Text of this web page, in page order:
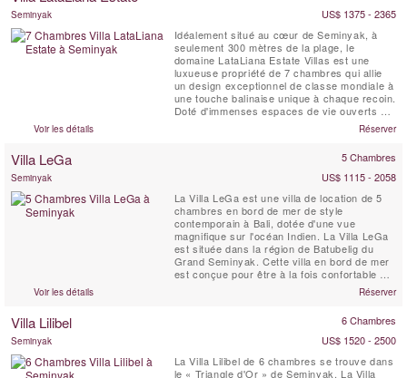
Seminyak
US$ 1375 - 2365
Idéalement situé au cœur de Seminyak, à
seulement 300 mètres de la plage, le
domaine LataLiana Estate Villas est une
luxueuse propriété de 7 chambres qui allie
un design exceptionnel de classe mondiale à
une touche balinaise unique à chaque recoin.
Doté d'immenses espaces de vie ouverts – à
l'intérieur comme à l'extérieur – de piscines
poissons, ainsi que de vastes chambres
Voir les détails Réserver
Villa LeGa 5 Chambres
Seminyak
US$ 1115 - 2058
La Villa LeGa est une villa de location de 5
chambres en bord de mer de style
contemporain à Bali, dotée d'une vue
magnifique sur l'océan Indien. La Villa LeGa
est située dans la région de Batubelig du
Grand Seminyak. Cette villa en bord de mer
est conçue pour être à la fois confortable et
chic. Elle bénéficie également d'une vue à
180 degrés sur le coucher de soleil et
l'étage supérieur, vous permettant de vous
Voir les détails Réserver
Villa Lilibel 6 Chambres
Seminyak
US$ 1520 - 2500
La Villa Lilibel de 6 chambres se trouve dans
le « Triangle d'Or » de Seminyak. La Villa